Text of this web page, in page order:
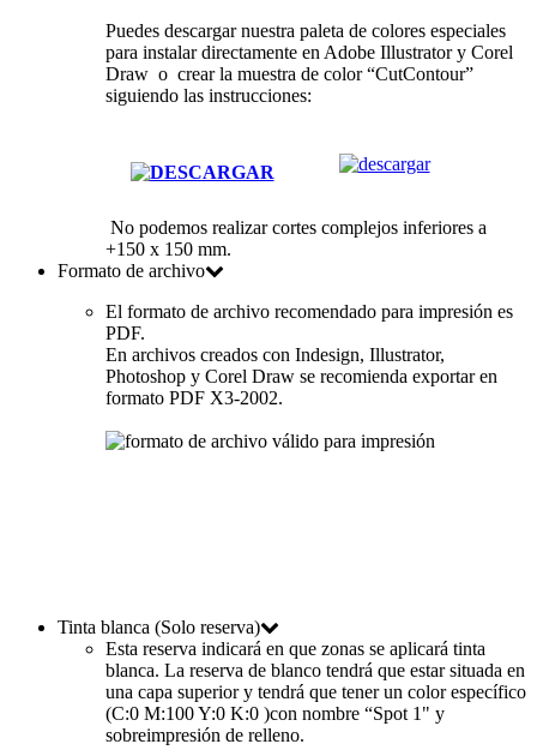
Puedes descargar nuestra paleta de colores especiales
para instalar directamente en Adobe Illustrator y Corel
Draw o crear la muestra de color“CutContour”
siguiendo las instrucciones:
No podemos realizar cortes complejos inferiores a
+150 x 150 mm.
Formato de archivo
El formato de archivo recomendado para impresión es
PDF.
En archivos creados con Indesign, Illustrator,
Photoshop y Corel Draw se recomienda exportar en
formato PDF X3-2002.
Tinta blanca (Solo reserva)
Esta reserva indicará en que zonas se aplicará tinta
blanca. La reserva de blanco tendrá que estar situada en
una capa superior y tendrá que tener un color específico
(C:0 M:100 Y:0 K:0 )con nombre “Spot 1" y
sobreimpresión de relleno.